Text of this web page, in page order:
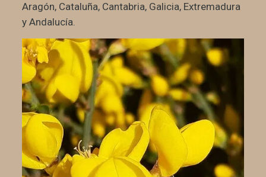
Aragón, Cataluña, Cantabria, Galicia, Extremadura
y Andalucía.